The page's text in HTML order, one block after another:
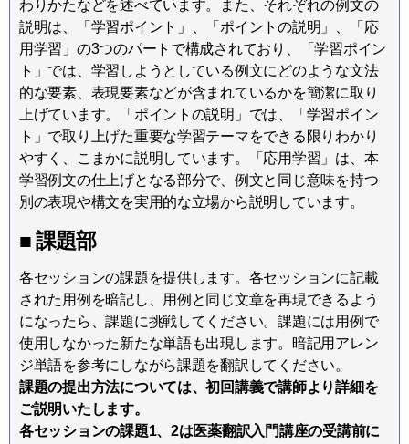
わりかたなどを述べています。また、それぞれの例文の
説明は、「学習ポイント」、「ポイントの説明」、「応
用学習」の3つのパートで構成されており、「学習ポイン
ト」では、学習しようとしている例文にどのような文法
的な要素、表現要素などが含まれているかを簡潔に取り
上げています。「ポイントの説明」では、「学習ポイン
ト」で取り上げた重要な学習テーマをできる限りわかり
やすく、こまかに説明しています。「応用学習」は、本
学習例文の仕上げとなる部分で、例文と同じ意味を持つ
別の表現や構文を実用的な立場から説明しています。
■ 課題部
各セッションの課題を提供します。各セッションに記載
された用例を暗記し、用例と同じ文章を再現できるよう
になったら、課題に挑戦してください。課題には用例で
使用しなかった新たな単語も出現します。暗記用アレン
ジ単語を参考にしながら課題を翻訳してください。
課題の提出方法については、初回講義で講師より詳細を
ご説明いたします。
各セッションの課題1、2は医薬翻訳入門講座の受講前に